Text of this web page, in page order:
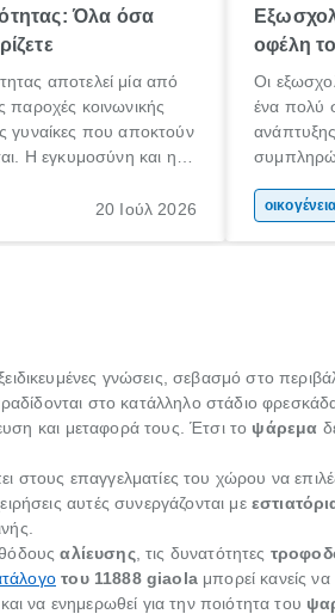
Όλα όσα
αποτελεί μία από
παροχές κοινωνικής
γυναίκες που αποκτούν
Η εγκυμοσύνη και η
στη ζωή κάθε20 Ιούλ 2026
οφέλη
Οι
ένα πολύ
της
γνώσεις, σεβασμό στο
στο κατάλληλο στάδιο
και μεταφορά τους. Έτσι το ψάρεμα
στους επαγγελματίες του χώρου να
αυτές συνεργάζονται με
αλίευσης, τις δυνατότητες
του 11888 giaolaμπορεί κανείς να
και να ενημερωθεί για την ποιότητα του